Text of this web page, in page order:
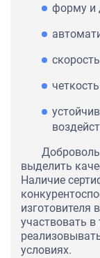
форму и
выделить
Наличие
изготовителя
участвовать в
условиях.